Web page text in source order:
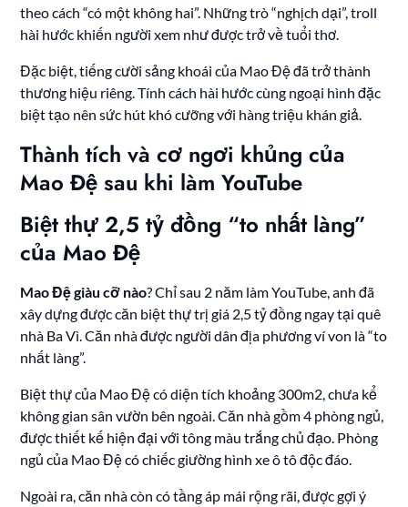
theo cách “có một không hai”. Những trò “nghịch dại”, troll
hài hước khiến người xem như được trở về tuổi thơ.
Đặc biệt, tiếng cười sảng khoái của Mao Đệ đã trở thành
thương hiệu riêng. Tính cách hài hước cùng ngoại hình đặc
biệt tạo nên sức hút khó cưỡng với hàng triệu khán giả.
Thành tích và cơ ngơi khủng của
Mao Đệ sau khi làm YouTube
Biệt thự 2,5 tỷ đồng “to nhất làng”
của Mao Đệ
Mao Đệ giàu cỡ nào? Chỉ sau 2 năm làm YouTube, anh đã
xây dựng được căn biệt thự trị giá 2,5 tỷ đồng ngay tại quê
nhà Ba Vì. Căn nhà được người dân địa phương ví von là “to
nhất làng”.
Biệt thự của Mao Đệ có diện tích khoảng 300m2, chưa kể
không gian sân vườn bên ngoài. Căn nhà gồm 4 phòng ngủ,
được thiết kế hiện đại với tông màu trắng chủ đạo. Phòng
ngủ của Mao Đệ có chiếc giường hình xe ô tô độc đáo.
Ngoài ra, căn nhà còn có tầng áp mái rộng rãi, được gợi ý